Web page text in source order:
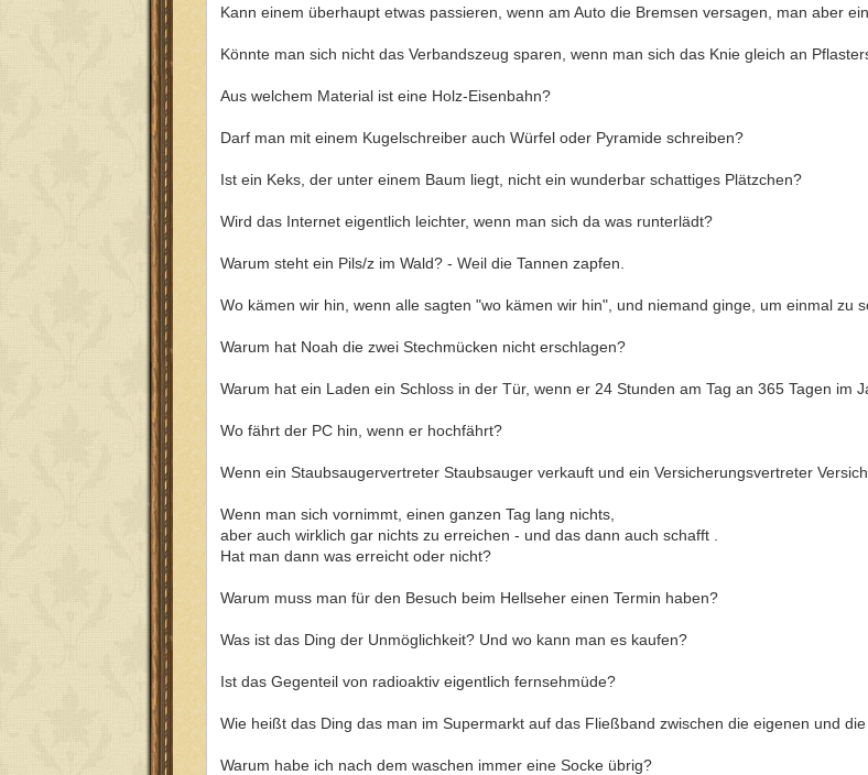
Kann einem überhaupt etwas passieren, wenn am Auto die Bremsen versagen, man aber
Könnte man sich nicht das Verbandszeug sparen, wenn man sich das Knie gleich an
Aus welchem Material ist eine Holz-Eisenbahn?
Darf man mit einem Kugelschreiber auch Würfel oder Pyramide schreiben?
Ist ein Keks, der unter einem Baum liegt, nicht ein wunderbar schattiges Plätzchen?
Wird das Internet eigentlich leichter, wenn man sich da was runterlädt?
Warum steht ein Pils/z im Wald? - Weil die Tannen zapfen.
Wo kämen wir hin, wenn alle sagten "wo kämen wir hin", und niemand ginge, um einmal zu
Warum hat Noah die zwei Stechmücken nicht erschlagen?
Warum hat ein Laden ein Schloss in der Tür, wenn er 24 Stunden am Tag an 365 Tagen im
Wo fährt der PC hin, wenn er hochfährt?
Wenn ein Staubsaugervertreter Staubsauger verkauft und ein Versicherungsvertreter
Wenn man sich vornimmt, einen ganzen Tag lang nichts,
aber auch wirklich gar nichts zu erreichen - und das dann auch schafft .
Hat man dann was erreicht oder nicht?
Warum muss man für den Besuch beim Hellseher einen Termin haben?
Was ist das Ding der Unmöglichkeit? Und wo kann man es kaufen?
Ist das Gegenteil von radioaktiv eigentlich fernsehmüde?
Wie heißt das Ding das man im Supermarkt auf das Fließband zwischen die eigenen und
Warum habe ich nach dem waschen immer eine Socke übrig?